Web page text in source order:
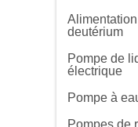
deutérium
Pompe de
électrique
Pompe à
Pompes de